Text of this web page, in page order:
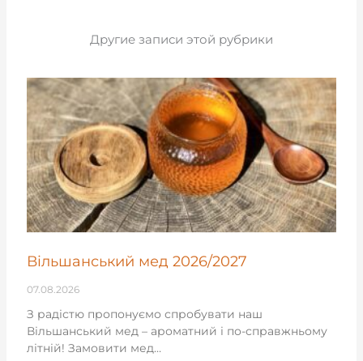
Другие записи этой рубрики
Вільшанський мед 2026/2027
07.08.2026
З радістю пропонуємо спробувати наш
Вільшанський мед – ароматний і по-справжньому
літній! Замовити мед…